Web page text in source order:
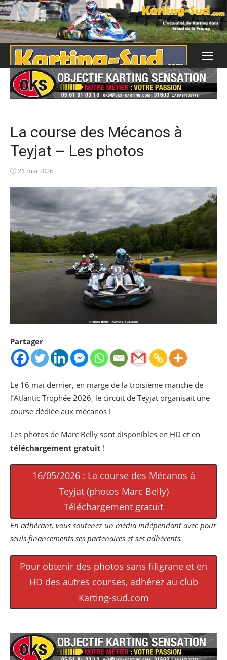
Skip
to
content
La course des Mécanos à
Teyjat – Les photos
Posted
21 mai 2026
Partager
Le 16 mai dernier, en marge de la troisième manche de
l’Atlantic Trophée 2026, le circuit de Teyjat organisait une
course dédiée aux mécanos !
Les photos de Marc Belly sont disponibles en HD et en
téléchargement gratuit !
16/05/2026 : La course des Mécanos à
Teyjat (photos Marc Belly)
Téléchargement gratuit
En adhérant, vous soutenez un média indépendant avec pour
seuls financements ses partenaires et ses adhérents.
Pour obtenir des photos sans filigrane et en
HD des autres courses, adhérez au club
Karting-sud.com